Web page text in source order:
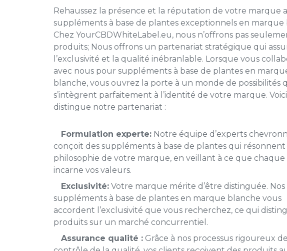
Rehaussez la présence et la réputation de votre marque
suppléments à base de plantes exceptionnels en marque
Chez YourCBDWhiteLabel.eu, nous n’offrons pas
produits; Nous offrons un partenariat stratégique qui
l’exclusivité et la qualité inébranlable. Lorsque vous
avec nous pour suppléments à base de plantes en
blanche, vous ouvrez la porte à un monde de possibilités
s’intègrent parfaitement à l’identité de votre marque.
distingue notre partenariat :
Formulation experte: Notre équipe d’experts
conçoit des suppléments à base de plantes qui résonnent
philosophie de votre marque, en veillant à ce que
incarne vos valeurs.
Exclusivité: Votre marque mérite d’être distinguée. Nos
suppléments à base de plantes en marque blanche vous
accordent l’exclusivité que vous recherchez, ce qui
produits sur un marché concurrentiel.
Assurance qualité : Grâce à nos processus rigoureux de